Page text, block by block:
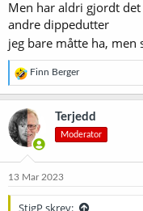
Men har aldri gjordt
andre dippedutter
jeg bare måtte ha,
R
e
a
k
s
j
o
e
Finn Berger
Terjedd
Moderator
13 Mar 2023
StigP skrev: